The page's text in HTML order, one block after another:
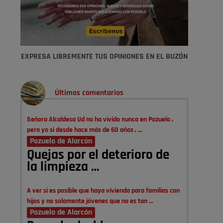
EXPRESA LIBREMENTE TUS OPINIONES EN EL BUZÓN
Últimos comentarios
Señora Alcaldesa Ud no ha vivido nunca en Pozuelo ,
pero yo si desde hace más de 60 años , …
Pozuelo de Alarcón
Quejas por el deterioro de
la limpieza …
A ver si es posible que haya vivienda para familias con
hijos y no solamente jóvenes que no es tan …
Pozuelo de Alarcón